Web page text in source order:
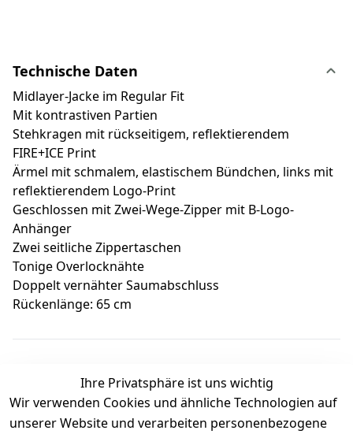
Technische Daten
Midlayer-Jacke im Regular Fit
Mit kontrastiven Partien
Stehkragen mit rückseitigem, reflektierendem
FIRE+ICE Print
Ärmel mit schmalem, elastischem Bündchen, links mit
reflektierendem Logo-Print
Geschlossen mit Zwei-Wege-Zipper mit B-Logo-
Anhänger
Zwei seitliche Zippertaschen
Tonige Overlocknähte
Doppelt vernähter Saumabschluss
Rückenlänge: 65 cm
Kundenbewertungen
Ihre Privatsphäre ist uns wichtig
Wir verwenden Cookies und ähnliche Technologien auf
unserer Website und verarbeiten personenbezogene